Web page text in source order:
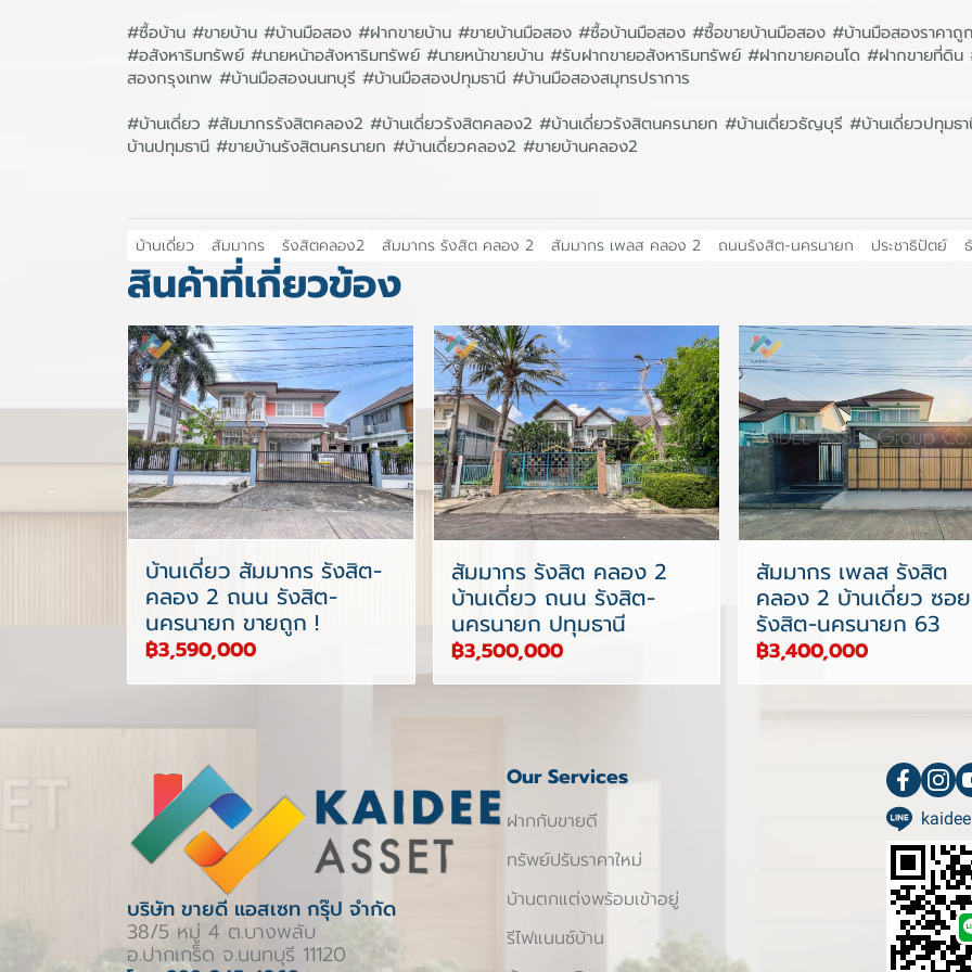
#ซื้อบ้าน #ขายบ้าน #บ้านมือสอง #ฝากขายบ้าน #ขายบ้านมือสอง #ซื้อบ้านมือสอง #ซื้อขายบ้านมือสอง #บ้านมือสองราคา
#อสังหาริมทรัพย์ #นายหน้าอสังหาริมทรัพย์ #นายหน้าขายบ้าน #รับฝากขายอสังหาริมทรัพย์ #ฝากขายคอนโด #ฝากขายที่
สองกรุงเทพ #บ้านมือสองนนทบุรี #บ้านมือสองปทุมธานี #บ้านมือสองสมุทรปราการ
#บ้านเดี่ยว #สัมมากรรังสิตคลอง2 #บ้านเดี่ยวรังสิตคลอง2 #บ้านเดี่ยวรังสิตนครนายก #บ้านเดี่ยวธัญบุรี #บ้านเดี่ยวปทุม
บ้านปทุมธานี #ขายบ้านรังสิตนครนายก #บ้านเดี่ยวคลอง2 #ขายบ้านคลอง2
บ้านเดี่ยว สัมมากร รังสิตคลอง2 สัมมากร รังสิต คลอง 2 สัมมากร เพลส คลอง 2 ถนนรังสิต-นครนายก ประชาธิปัตย์
สินค้าที่เกี่ยวข้อง
บ้านเดี่ยว สัมมากร รังสิต-
คลอง 2 ถนน รังสิต-
นครนายก ขายถูก !
฿3,590,000
สัมมากร รังสิต คลอง 2
บ้านเดี่ยว ถนน รังสิต-
นครนายก ปทุมธานี
฿3,500,000
สัมมากร เพลส รังสิต
คลอง 2 บ้านเดี่ยว ซอย
รังสิต-นครนายก 63
฿3,400,000
บริษัท ขายดี แอสเซท กรุ๊ป จำกัด
38/5 หมู่ 4 ต.บางพลับ
อ.ปากเกร็ด จ.นนทบุรี 11120
Our Services
ฝากกับขายดี
ทรัพย์ปรับราคาใหม่
บ้านตกแต่งพร้อมเข้าอยู่
รีไฟแนนซ์บ้าน